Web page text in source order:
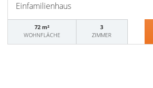
Einfamilienhaus
72 m²
WOHNFLÄCHE
3
ZIMMER